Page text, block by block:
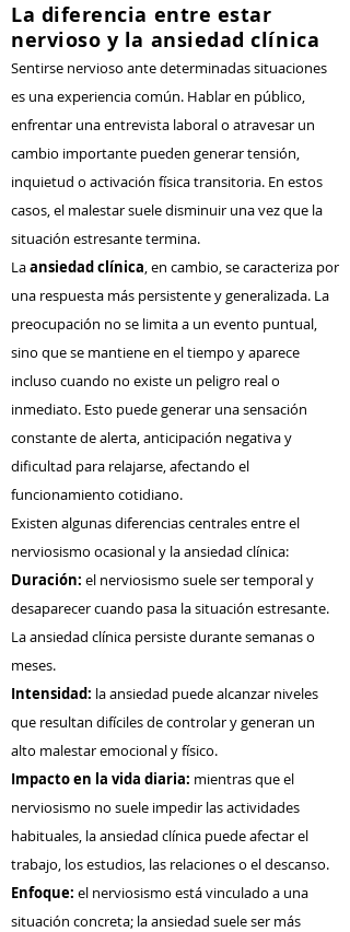
La diferencia entre estar
nervioso y la ansiedad clínica
Sentirse nervioso ante determinadas situaciones
es una experiencia común. Hablar en público,
enfrentar una entrevista laboral o atravesar un
cambio importante pueden generar tensión,
inquietud o activación física transitoria. En estos
casos, el malestar suele disminuir una vez que la
situación estresante termina.
Laansiedad clínica, en cambio, se caracteriza por
una respuesta más persistente y generalizada. La
preocupación no se limita a un evento puntual,
sino que se mantiene en el tiempo y aparece
incluso cuando no existe un peligro real o
inmediato. Esto puede generar una sensación
constante de alerta, anticipación negativa y
dificultad para relajarse, afectando el
funcionamiento cotidiano.
Existen algunas diferencias centrales entre el
nerviosismo ocasional y la ansiedad clínica:
Duración: el nerviosismo suele ser temporal y
desaparecer cuando pasa la situación estresante.
La ansiedad clínica persiste durante semanas o
meses.
Intensidad: la ansiedad puede alcanzar niveles
que resultan difíciles de controlar y generan un
alto malestar emocional y físico.
Impacto en la vida diaria: mientras que el
nerviosismo no suele impedir las actividades
habituales, la ansiedad clínica puede afectar el
trabajo, los estudios, las relaciones o el descanso.
Enfoque: el nerviosismo está vinculado a una
situación concreta; la ansiedad suele ser más